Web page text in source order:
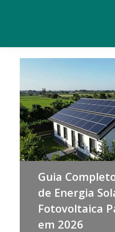
de
Guia
de Energia
Fotovoltaica
em 2026